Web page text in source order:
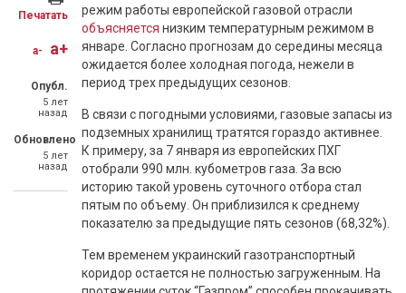
Печатать
a- a+
Опубл.
5 лет
назад
Обновлено
5 лет
назад
режим работы европейской газовой отрасли
объясняется низким температурным режимом в
январе. Согласно прогнозам до середины месяца
ожидается более холодная погода, нежели в
период трех предыдущих сезонов.
В связи с погодными условиями, газовые запасы из
подземных хранилищ тратятся гораздо активнее.
К примеру, за 7 января из европейских ПХГ
отобрали 990 млн. кубометров газа. За всю
историю такой уровень суточного отбора стал
пятым по объему. Он приблизился к среднему
показателю за предыдущие пять сезонов (68,32%).
Тем временем украинский газотранспортный
коридор остается не полностью загруженным. На